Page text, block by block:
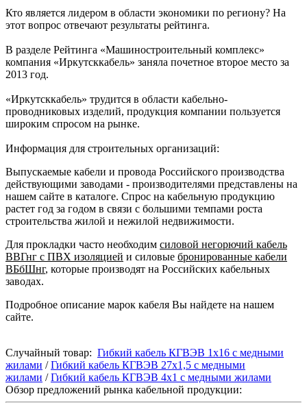
Кто является лидером в области экономики по региону? На
этот вопрос отвечают результаты рейтинга.
В разделе Рейтинга «Машиностроительный комплекс»
компания «Иркутсккабель» заняла почетное второе место за
2013 год.
«Иркутсккабель» трудится в области кабельно-
проводниковых изделий, продукция компании пользуется
широким спросом на рынке.
Информация для строительных организаций:
Выпускаемые кабели и провода Российского производства
действующими заводами - производителями представлены на
нашем сайте в каталоге. Спрос на кабельную продукцию
растет год за годом в связи с большими темпами роста
строительства жилой и нежилой недвижимости.
Для прокладки часто необходим силовой негорючий кабель
ВВГнг с ПВХ изоляцией и силовые бронированные кабели
ВБбШнг, которые производят на Российских кабельных
заводах.
Подробное описание марок кабеля Вы найдете на нашем
сайте.
Случайный товар: Гибкий кабель КГВЭВ 1х16 с медными
жилами /Гибкий кабель КГВЭВ 27х1,5 с медными
жилами /Гибкий кабель КГВЭВ 4х1 с медными жилами
Обзор предложений рынка кабельной продукции: